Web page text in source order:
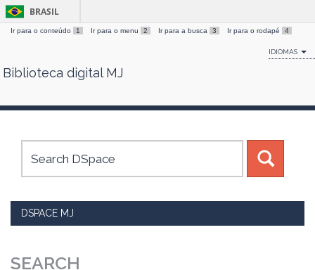
Skip
BRASIL
Ir para o conteúdo 1 Ir para o menu 2 Ir para a busca 3 Ir para o rodapé 4
IDIOMAS
Biblioteca digital MJ
DSPACE MJ
SEARCH